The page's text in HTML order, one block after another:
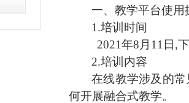
一、教学平台使用
1.培训时间
2021年8月11日,
2.培训内容
在线教学涉及的
何开展融合式教学。